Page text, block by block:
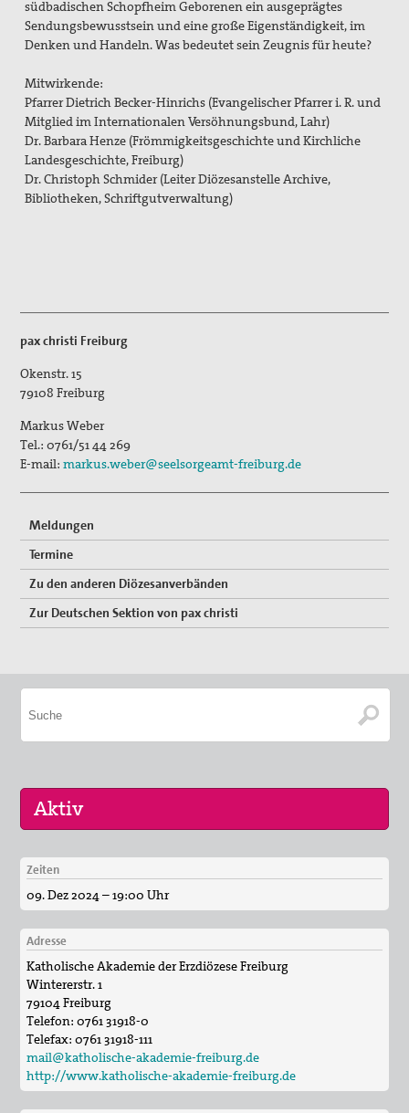
2014_Abschluss des diözesanen
Seligsprechungsprozesses
2012_125 Jahre Max Josef Metzger
Christliche Kriegsverweigerung und die Kirchen 1914
Die Kirche und der Krieg
Ausstellung
Publikationen
"Alle müssen den Krieg verlästern"
Unser Standpunkt: Kirche als Friedensbewegung
Gottes auf Erden
Unsere Mitgliederzeitschrift pax info
Das Thema "Frieden" bei der ACK Baden-Württemberg
Themenheft "Frieden" aus der Reihe "IMULSE für die
Bausteine für Friedensgebete und anderes zum
südbadischen Schopfheim Geborenen ein ausgeprägtes
Sendungsbewusstsein und eine große Eigenständigkeit, im
Denken und Handeln. Was bedeutet sein Zeugnis für heute?
Mitwirkende:
Pfarrer Dietrich Becker-Hinrichs (Evangelischer Pfarrer i. R. und
Mitglied im Internationalen Versöhnungsbund, Lahr)
Dr. Barbara Henze (Frömmigkeitsgeschichte und Kirchliche
Landesgeschichte, Freiburg)
Dr. Christoph Schmider (Leiter Diözesanstelle Archive,
Bibliotheken, Schriftgutverwaltung)
pax christi Freiburg
Okenstr. 15
79108 Freiburg
Markus Weber
Tel.:0761/51 44 269
E-mail:markus.weber@seelsorgeamt-freiburg.de
Meldungen
Termine
Zu den anderen Diözesanverbänden
Zur Deutschen Sektion von pax christi
30. Aug 2026
St. Peter-Lindenberg: Lesungen unter den Lind…
25. Sep 2026
St. Peter-Lindenberg: Diözesanversammlung 202…
03. Okt 2026
Stuttgart (und Berlin): Bundesweite Friedensd…
Zeiten
09. Dez 2024 – 19:00 Uhr
Adresse
Katholische Akademie der Erzdiözese Freiburg
Wintererstr. 1
79104 Freiburg
Telefon: 0761 31918-0
Telefax: 0761 31918-111
mail@katholische-akademie-freiburg.de
http://www.katholische-akademie-freiburg.de